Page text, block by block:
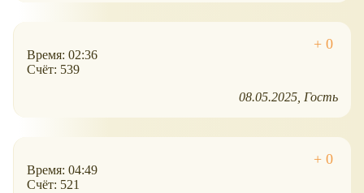
Время: 02:36
Счёт: 539
08.05.2025 Гость
Время: 04:49
Счёт: 521